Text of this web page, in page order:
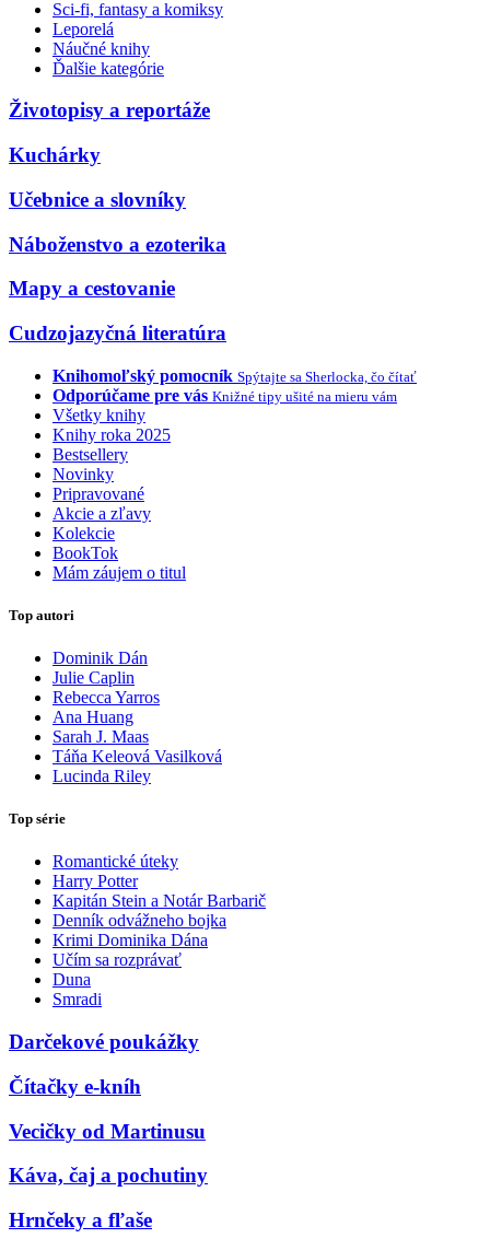
Sci-fi, fantasy a komiksy
Leporelá
Náučné knihy
Ďalšie kategórie
Životopisy a reportáže
Kuchárky
Učebnice a slovníky
Náboženstvo a ezoterika
Mapy a cestovanie
Cudzojazyčná literatúra
Knihomoľský pomocník Spýtajte sa Sherlocka, čo čítať
Odporúčame pre vás Knižné tipy ušité na mieru vám
Všetky knihy
Knihy roka 2025
Bestsellery
Novinky
Pripravované
Akcie a zľavy
Kolekcie
BookTok
Mám záujem o titul
Top autori
Dominik Dán
Julie Caplin
Rebecca Yarros
Ana Huang
Sarah J. Maas
Táňa Keleová Vasilková
Lucinda Riley
Top série
Romantické úteky
Harry Potter
Kapitán Stein a Notár Barbarič
Denník odvážneho bojka
Krimi Dominika Dána
Učím sa rozprávať
Duna
Smradi
Darčekové poukážky
Čítačky e-kníh
Vecičky od Martinusu
Káva, čaj a pochutiny
Hrnčeky a fľaše